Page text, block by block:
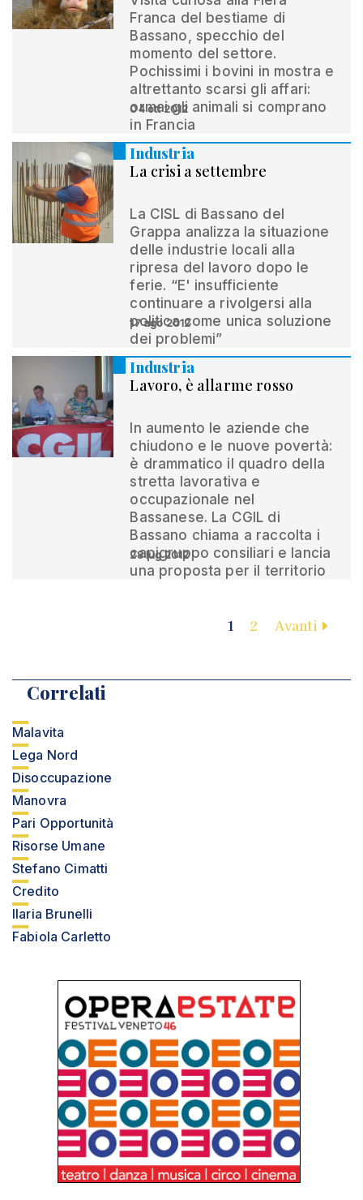
Franca del bestiame di
Bassano, specchio del
momento del settore.
Pochissimi i bovini in mostra e
altrettanto scarsi gli affari:
ormai gli animali si comprano
in Francia
04 ott 2012
Industria
La crisi a settembre
La CISL di Bassano del
Grappa analizza la situazione
delle industrie locali alla
ripresa del lavoro dopo le
ferie. “E' insufficiente
continuare a rivolgersi alla
politica come unica soluzione
dei problemi”
17 ago 2012
Industria
Lavoro, è allarme rosso
In aumento le aziende che
chiudono e le nuove povertà:
è drammatico il quadro della
stretta lavorativa e
occupazionale nel
Bassanese. La CGIL di
Bassano chiama a raccolta i
capigruppo consiliari e lancia
una proposta per il territorio
28 lug 2012
1 2 Avanti
Correlati
Malavita
Lega Nord
Disoccupazione
Manovra
Pari Opportunità
Risorse Umane
Stefano Cimatti
Credito
Ilaria Brunelli
Fabiola Carletto